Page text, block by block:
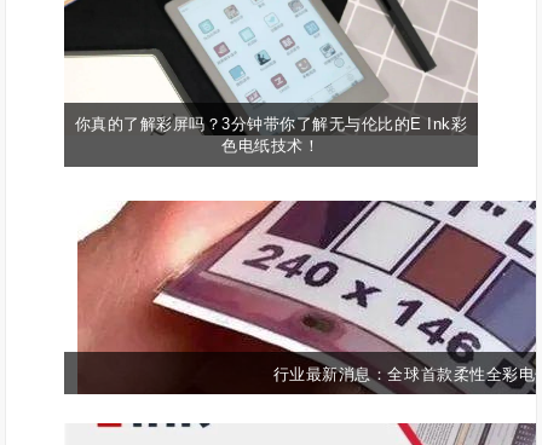
你真的了解彩屏吗？3分钟带你了解无与伦比的E Ink彩
色电纸技术！
行业最新消息：全球首款柔性全彩